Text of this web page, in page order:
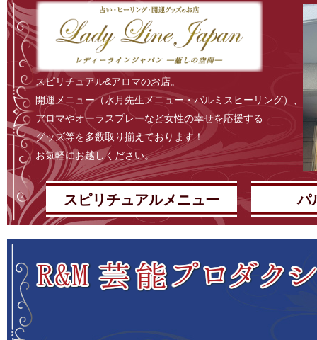
2026.3.4
新年度スタートにふさわしい最高な講座です
2026.2.27
3月営業日のお知らせ
2026.1.31
2月定休日、お得な情報
2026.1.26
まだ間に合います
新年あけましておめでとうございます。
スピリチュアル&アロマのお店。
開運メニュー（水月先生メニュー・パルミスヒーリング）、
アロマやオーラスプレーなど女性の幸せを応援する
グッズ等を多数取り揃えております！
お気軽にお越しください。
スピリチュアルメニュー パ